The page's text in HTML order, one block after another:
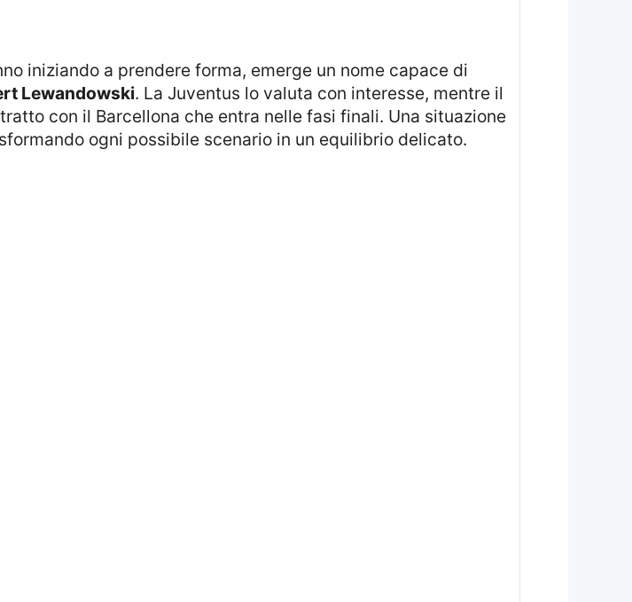
Lewandowski. La Juventus lo valuta con interesse, mentre il
con il Barcellona che entra nelle fasi finali. Una situazione
ogni possibile scenario in un equilibrio delicato.